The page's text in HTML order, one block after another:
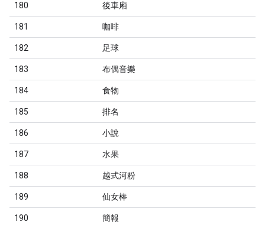
180 後車廂
181 咖啡
182 足球
183 布偶音樂
184 食物
185 排名
186 小說
187 水果
188 越式河粉
189 仙女棒
190 簡報